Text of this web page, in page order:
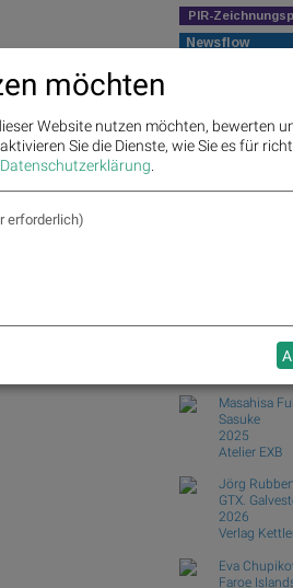
adidas, Airbus
PIR-
Newsflow
Snapchat und
Saint Gobain und
Erste Group und
Holding...
Lyft und Honda
Fear of missing out
wikifolio
C. de Boer jr.
Masahisa
Sasuke
2025
Atelier EXB
Jörg
GTX.
2026
Verlag
Eva
Faroe
möchten
Website nutzen möchten, bewerten
Sie die Dienste, wie Sie es für
Datenschutzerklärung.
erforderlich)